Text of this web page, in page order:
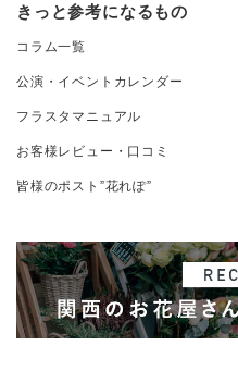
きっと参考になるもの
コラム一覧
公演・イベントカレンダー
フラスタマニュアル
お客様レビュー・口コミ
皆様のポスト”花れぽ”